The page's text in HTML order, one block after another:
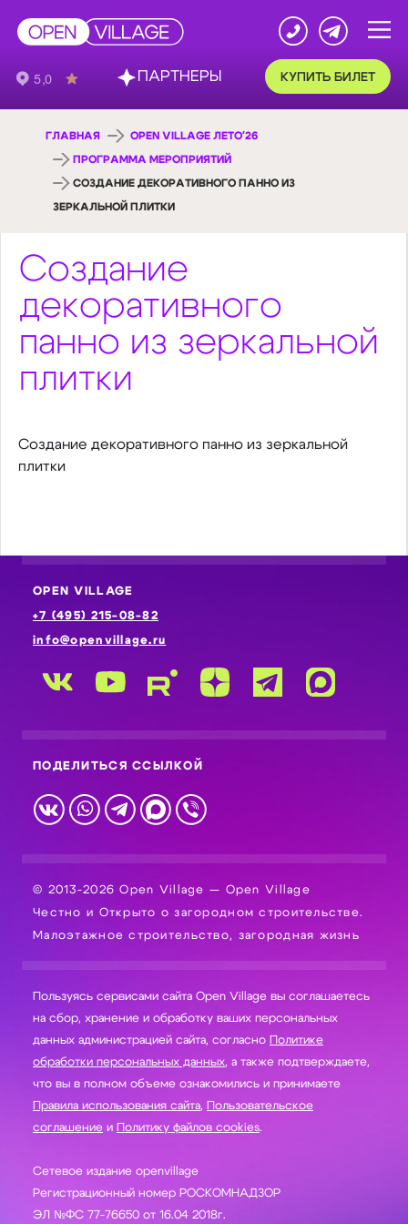
КУПИТЬ БИЛЕТ
ГЛАВНАЯ OPEN VILLAGE ЛЕТО'26
ПРОГРАММА МЕРОПРИЯТИЙ
СОЗДАНИЕ ДЕКОРАТИВНОГО ПАННО ИЗ
ЗЕРКАЛЬНОЙ ПЛИТКИ
Создание
декоративного
панно из зеркальной
плитки
Создание декоративного панно из зеркальной
плитки
OPEN VILLAGE
+7 (495) 215-08-82
info@openvillage.ru
ПОДЕЛИТЬСЯ ССЫЛКОЙ
© 2013-2026 Open Village — Open Village
Честно и Открыто о загородном строительстве.
Малоэтажное строительство, загородная жизнь
Пользуясь сервисами сайта Open Village вы соглашаетесь
на сбор, хранение и обработку ваших персональных
данных администрацией сайта, согласно Политике
обработки персональных данных, а также подтверждаете,
что вы в полном объеме ознакомились и принимаете
Правила использования сайта, Пользовательское
соглашение и Политику файлов cookies.
Сетевое издание openvillage
Регистрационный номер РОСКОМНАДЗОР
ЭЛ №ФС 77-76650 от 16.04 2018г.